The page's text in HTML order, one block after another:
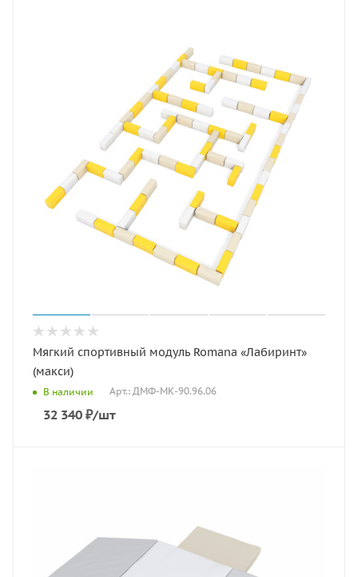
Мягкий спортивный модуль Romana «Лабиринт»
(макси)
В наличии Арт.: ДМФ-МК-90.96.06
32 340 ₽/шт